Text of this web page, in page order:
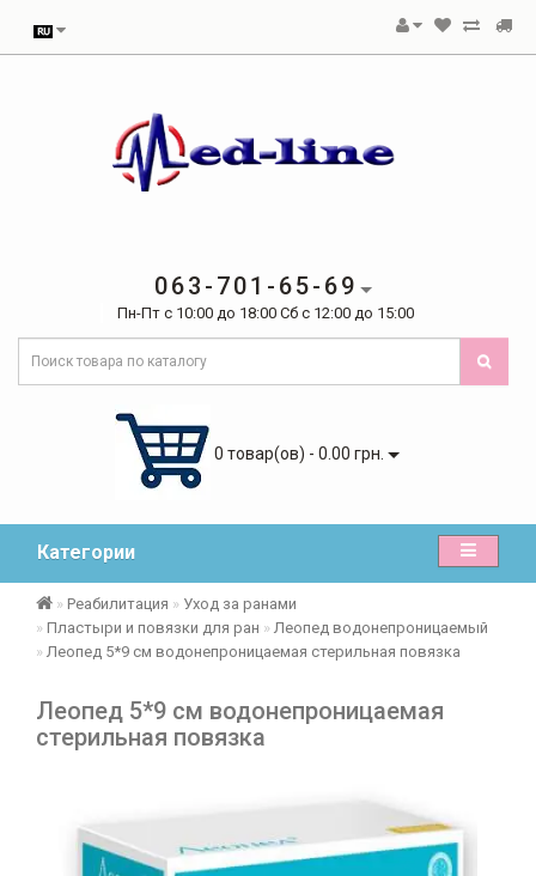
063-701-65-69
Пн-Пт с 10:00 до 18:00 Сб с 12:00 до 15:00
0 товар(ов) - 0.00 грн.
Категории
Реабилитация
Уход за ранами
Пластыри и повязки для ран
Леопед водонепроницаемый
Леопед 5*9 см водонепроницаемая стерильная повязка
Леопед 5*9 см водонепроницаемая
стерильная повязка